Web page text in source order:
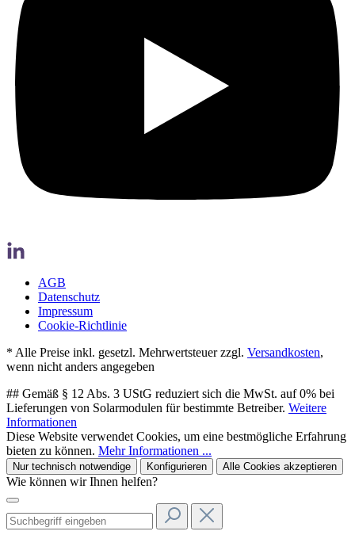
AGB
Datenschutz
Impressum
Cookie-Richtlinie
* Alle Preise inkl. gesetzl. Mehrwertsteuer zzgl. Versandkosten,
wenn nicht anders angegeben
## Gemäß § 12 Abs. 3 UStG reduziert sich die MwSt. auf 0% bei
Lieferungen von Solarmodulen für bestimmte Betreiber. Weitere
Informationen
Diese Website verwendet Cookies, um eine bestmögliche Erfahrung
bieten zu können. Mehr Informationen ...
Nur technisch notwendige Konfigurieren Alle Cookies akzeptieren
Wie können wir Ihnen helfen?